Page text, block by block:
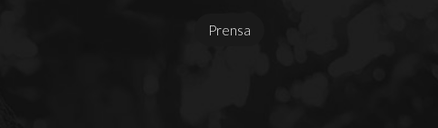
Prensa